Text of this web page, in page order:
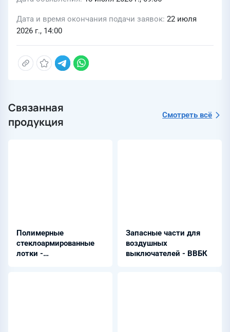
Дата и время окончания подачи заявок 22 июля
2026 г., 14:00
Связанная
продукция
Смотреть всё
Полимерные
стеклоармированные
лотки -
Запасные части для
воздушных
выключателей - ВВБК